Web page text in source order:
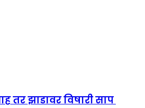
तर झाडावर विषारी साप